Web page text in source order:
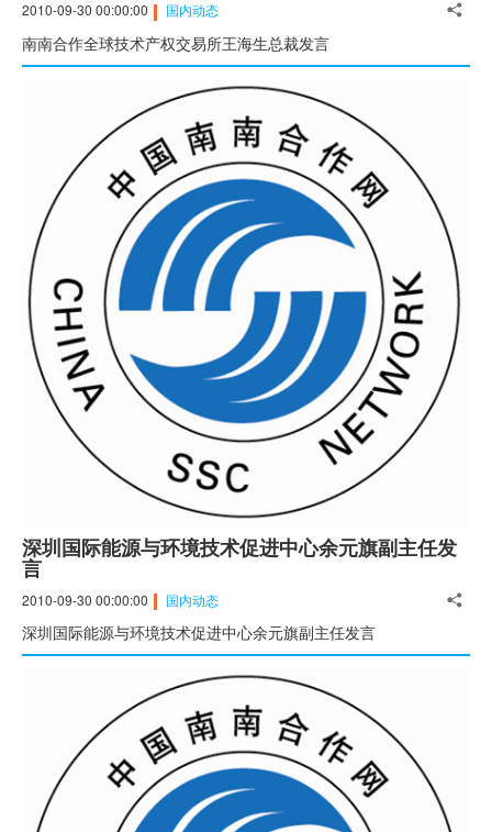
2010-09-30 00:00:00 国内动态
南南合作全球技术产权交易所王海生总裁发言
深圳国际能源与环境技术促进中心余元旗副主任发
言
2010-09-30 00:00:00 国内动态
深圳国际能源与环境技术促进中心余元旗副主任发言